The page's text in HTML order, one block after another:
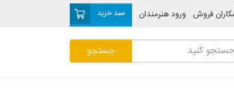
سبد خرید ورود هنرمندان فروش